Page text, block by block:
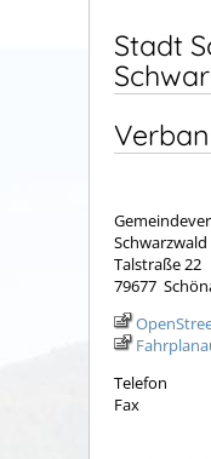
Stadt
Schwarzwald
Talstraße 22
79677
Telefon
Fax